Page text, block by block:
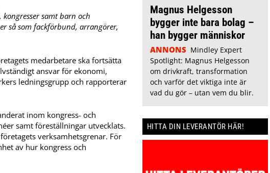
samt barn och
så som fackförbund, arrangörer,
medarbetare ska fortsätta
ansvar för ekonomi,
ledningsgrupp och rapporterar
inom kongress- och
samt föreställningar utvecklats.
verksamhetsgrenar. För
av hur kongress och
Magnus Helgesson
bygger inte bara bolag –
han bygger människor
ANNONS Mindley Expert
Spotlight: Magnus Helgesson
om drivkraft, transformation
och varför det viktiga inte är
vad du gör – utan vem du blir.
HITTA DIN LEVERANTÖR HÄR!